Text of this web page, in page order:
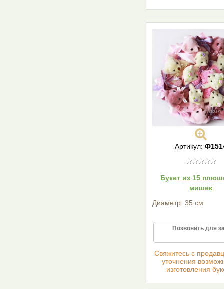
Артикул:
Букет из 15
мишек
Диаметр: 35 см
Позвонить для
Cвяжитесь с
уточнения
изготовления